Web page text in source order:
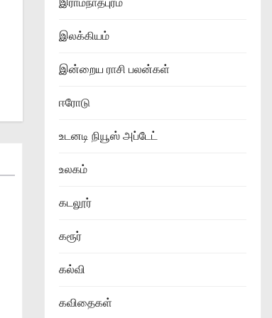
இலக்கியம்
இன்றைய ராசி பலன்கள்
ஈரோடு
உடனடி நியூஸ் அப்டேட்
உலகம்
கடலூர்
கரூர்
கல்வி
கவிதைகள்